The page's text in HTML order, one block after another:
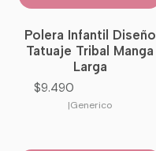
Polera Infantil Diseño
Tatuaje Tribal Manga
Larga
$9.490
|Generico